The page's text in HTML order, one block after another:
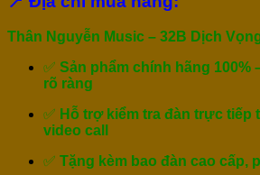
Thân Nguyễn Music – 32B Dịch
✅ Sản phẩm chính hãng 100%
rõ ràng
✅ Hỗ trợ kiểm tra đàn trực tiếp
video call
✅ Tặng kèm bao đàn cao cấp,